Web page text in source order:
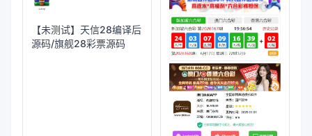
【未测试】天信28编译后
源码/旗舰28彩票源码